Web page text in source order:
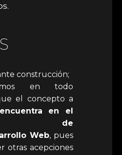
construcción;
en todo
el concepto a
en el
de
Web, pues
otras acepciones